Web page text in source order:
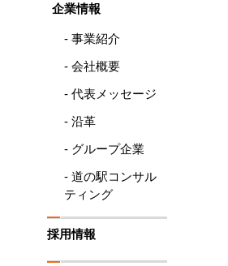
企業情報
- 事業紹介
- 会社概要
- 代表メッセージ
- 沿革
- グループ企業
- 道の駅コンサル
ティング
採用情報